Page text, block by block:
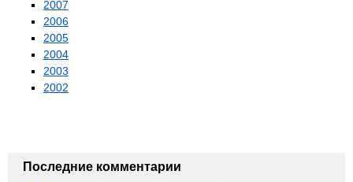
2007
2006
2005
2004
2003
2002
Последние комментарии